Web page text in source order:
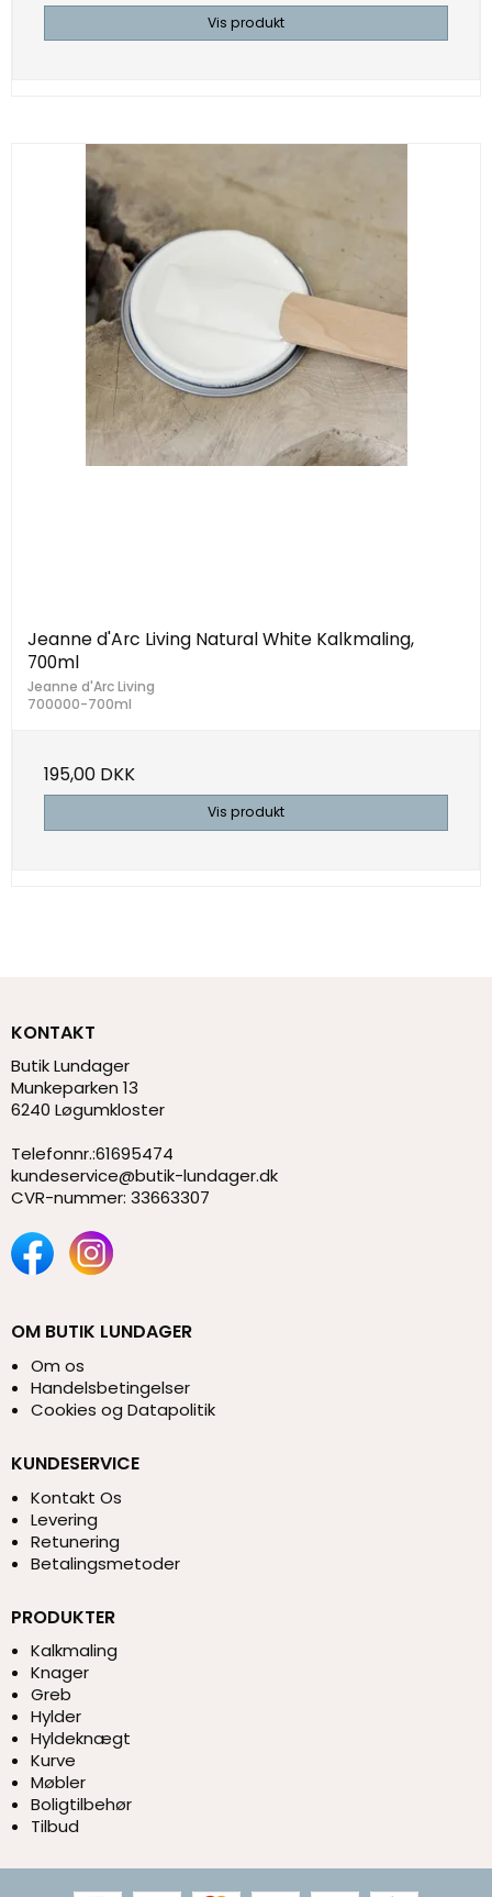
Vis produkt
Jeanne d'Arc Living Natural White Kalkmaling,
700ml
Jeanne d'Arc Living
700000-700ml
195,00 DKK
Vis produkt
KONTAKT
Butik Lundager
Munkeparken 13
6240 Løgumkloster
Telefonnr.:61695474
kundeservice@butik-lundager.dk
CVR-nummer: 33663307
OM BUTIK LUNDAGER
Om os
Handelsbetingelser
Cookies og Datapolitik
KUNDESERVICE
Kontakt Os
Levering
Retunering
Betalingsmetoder
PRODUKTER
Kalkmaling
Knager
Greb
Hylder
Hyldeknægt
Kurve
Møbler
Boligtilbehør
Tilbud